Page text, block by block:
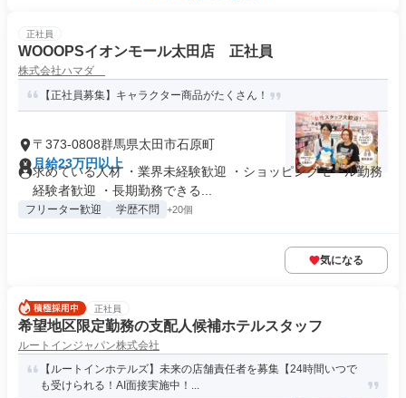
正社員
WOOOPSイオンモール太田店 正社員
株式会社ハマダ
【正社員募集】キャラクター商品がたくさん！
〒373-0808群馬県太田市石原町
月給23万円以上
求めている人材 ・業界未経験歓迎 ・ショッピングモール勤務
経験者歓迎 ・長期勤務できる...
フリーター歓迎 学歴不問 +20個
気になる
正社員
希望地区限定勤務の支配人候補ホテルスタッフ
ルートインジャパン株式会社
【ルートインホテルズ】未来の店舗責任者を募集【24時間いつで
も受けられる！AI面接実施中！...